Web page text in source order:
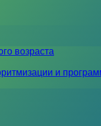
возраста
и